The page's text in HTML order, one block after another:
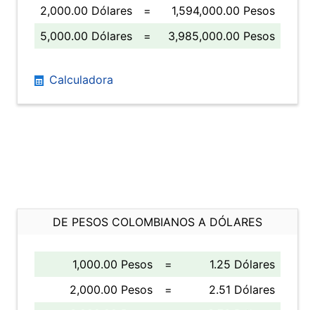
2,000.00 Dólares
=
1,594,000.00 Pesos
5,000.00 Dólares
= 3,985,000.00 Pesos
Calculadora
DE PESOS COLOMBIANOS A DÓLARES
1,000.00 Pesos =
1.25 Dólares
2,000.00 Pesos
=
2.51 Dólares